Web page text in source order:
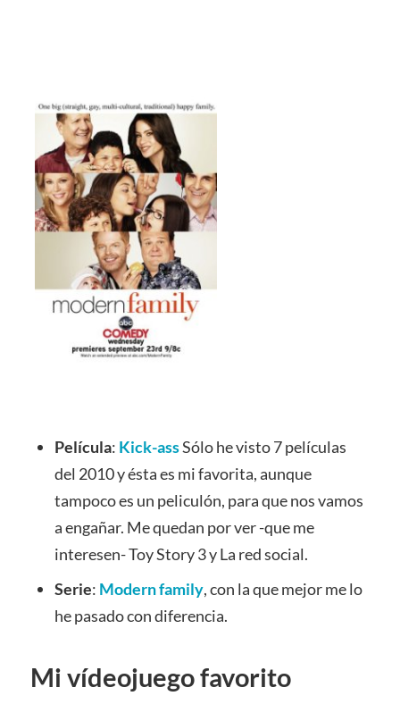
Película: Kick-assSólo he visto 7 películas
del 2010 y ésta es mi favorita, aunque
tampoco es un peliculón, para que nos vamos
a engañar. Me quedan por ver -que me
interesen- Toy Story 3 y La red social.
Serie: Modern family, con la que mejor me lo
he pasado con diferencia.
Mi vídeojuego favorito